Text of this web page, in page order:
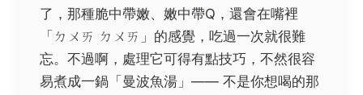
了，那種脆中帶嫩、嫩中帶Q，還會在嘴裡
「ㄉㄨㄞ ㄉㄨㄞ」的感覺，吃過一次就很難
忘。不過啊，處理它可得有點技巧，不然很容
易煮成一鍋「曼波魚湯」—— 不是你想喝的那